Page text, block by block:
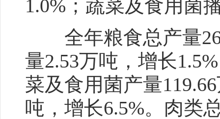
1.0%；蔬菜及食用菌
全年粮食总产量
量2.53万吨，增长
菜及食用菌产量
吨，增长6.5%。肉类